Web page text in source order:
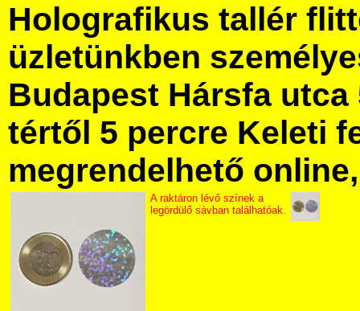
Holografikus tallér
üzletünkben
Budapest Hársfa utca
tértől 5 percre Keleti
megrendelhető
A raktáron lévő színek a
legördülő sávban találhatóak.